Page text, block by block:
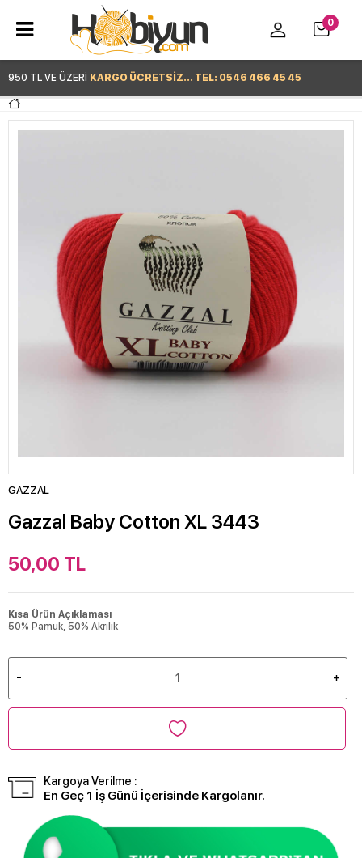
950 TL VE ÜZERİ KARGO ÜCRETSİZ... TEL: 0546 466 45 45
0
GAZZAL
Gazzal Baby Cotton XL 3443
50,00 TL
Kısa Ürün Açıklaması
50% Pamuk, 50% Akrilik
Kargoya Verilme :
En Geç 1 İş Günü İçerisinde Kargolanır.